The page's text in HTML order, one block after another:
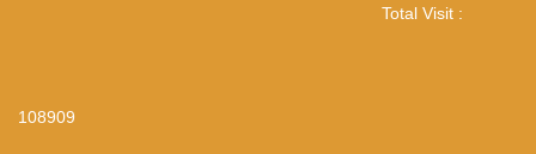
Total Visit :
108909